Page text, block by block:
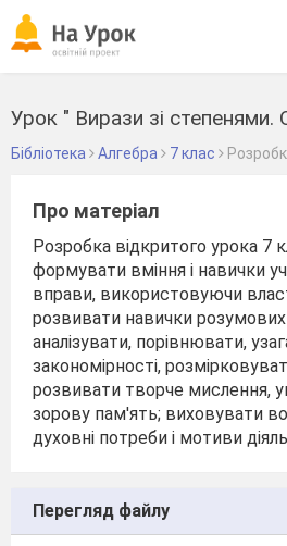
Урок " Вирази зі степенями.
Бібліотека Алгебра 7 клас
Про матеріал
Розробка відкритого урока 7
формувати вміння і навички
вправи, використовуючи
розвивати навички розумових
аналізувати, порівнювати,
закономірності,
розвивати творче мислення,
зорову пам'ять; виховувати
духовні потреби і мотиви
Перегляд файлу